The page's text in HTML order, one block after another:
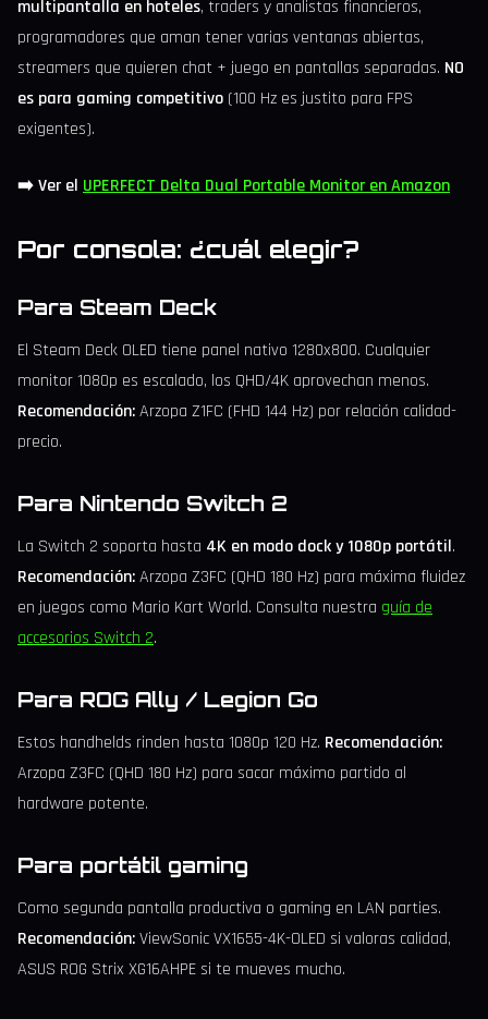
multipantalla en hoteles, traders y analistas financieros,
programadores que aman tener varias ventanas abiertas,
streamers que quieren chat + juego en pantallas separadas. NO
es para gaming competitivo (100 Hz es justito para FPS
exigentes).
➡️ Ver el UPERFECT Delta Dual Portable Monitor en Amazon
Por consola: ¿cuál elegir?
Para Steam Deck
El Steam Deck OLED tiene panel nativo 1280x800. Cualquier
monitor 1080p es escalado, los QHD/4K aprovechan menos.
Recomendación:Arzopa Z1FC (FHD 144 Hz) por relación calidad-
precio.
Para Nintendo Switch 2
La Switch 2 soporta hasta 4K en modo dock y 1080p portátil.
Recomendación:Arzopa Z3FC (QHD 180 Hz) para máxima fluidez
en juegos como Mario Kart World. Consulta nuestra guía de
accesorios Switch 2.
Para ROG Ally / Legion Go
Estos handhelds rinden hasta 1080p 120 Hz. Recomendación:
Arzopa Z3FC (QHD 180 Hz) para sacar máximo partido al
hardware potente.
Para portátil gaming
Como segunda pantalla productiva o gaming en LAN parties.
Recomendación:ViewSonic VX1655-4K-OLED si valoras calidad,
ASUS ROG Strix XG16AHPE si te mueves mucho.